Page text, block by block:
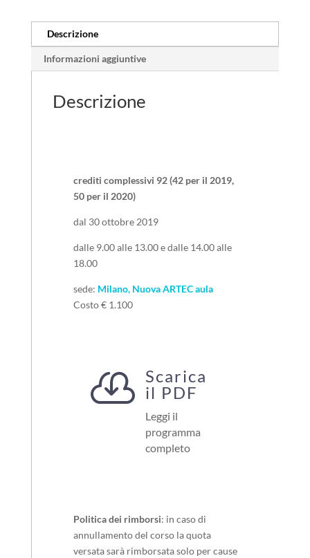
Descrizione
Informazioni aggiuntive
Descrizione
crediti complessivi 92 (42 per il 2019,
50 per il 2020)
dal 30 ottobre 2019
dalle 9.00 alle 13.00 e dalle 14.00 alle
18.00
sede: Milano, Nuova ARTEC aula
Costo € 1.100
 Scarica
il PDF
Leggi il
programma
completo
Politica dei rimborsi: in caso di
annullamento del corso la quota
versata sarà rimborsata solo per cause